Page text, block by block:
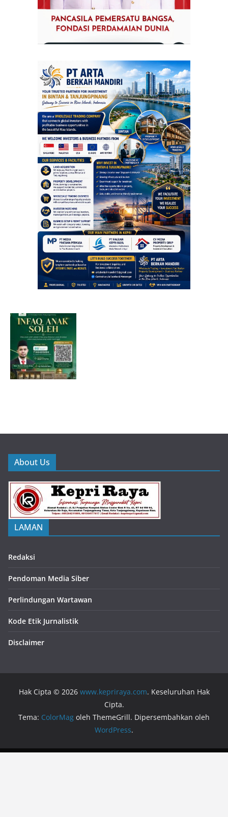
About Us
LAMAN
Redaksi
Pendoman Media Siber
Perlindungan Wartawan
Kode Etik Jurnalistik
Disclaimer
Hak Cipta © 2026 www.kepriraya.com. Keseluruhan Hak
Cipta.
Tema: ColorMag oleh ThemeGrill. Dipersembahkan oleh
WordPress.